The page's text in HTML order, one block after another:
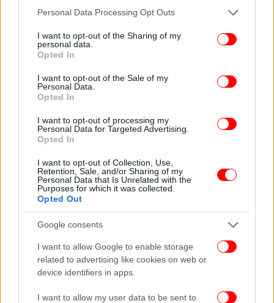
Please note that this website/app uses one or more Google
not limited to your visit or usage behaviour. You may click to
grant or deny consent to Google and its third-party tags to
use your data for below specified purposes in below Google
consent section.
Personal Data Processing Opt Outs
I want to opt-out of the Sharing of my
personal data.
Opted In
I want to opt-out of the Sale of my
Personal Data.
Opted In
I want to opt-out of processing my
Personal Data for Targeted Advertising.
Opted In
I want to opt-out of Collection, Use,
Retention, Sale, and/or Sharing of my
Personal Data that Is Unrelated with the
Purposes for which it was collected.
Opted Out
Google consents
I want to allow Google to enable storage
related to advertising like cookies on web or
device identifiers in apps.
I want to allow my user data to be sent to